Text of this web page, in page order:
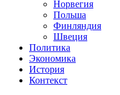
Норвегия
Польша
Финляндия
Швеция
Политика
Экономика
История
Контекст